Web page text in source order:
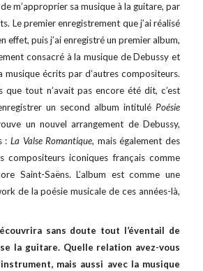
de m’approprier sa musique à la guitare, par
Le premier enregistrement que j’ai réalisé
effet, puis j’ai enregistré un premier album,
consacré à la musique de Debussy et
musique écrits par d’autres compositeurs.
que tout n’avait pas encore été dit, c’est
un second album intitulé Poésie
un nouvel arrangement de Debussy,
: La Valse Romantique, mais également des
compositeurs iconiques français comme
Saint-Saëns. L’album est comme une
de la poésie musicale de ces années-là,
sans doute tout l’éventail de
la guitare. Quelle relation avez-vous
mais aussi avec la musique